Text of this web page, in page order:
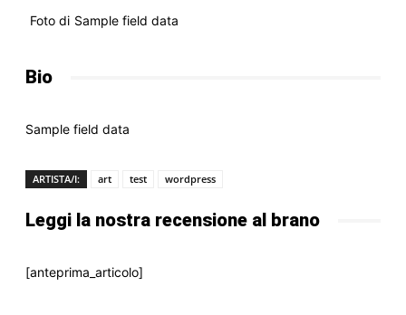
Foto di Sample field data
Bio
Sample field data
ARTISTA/I: art test wordpress
Leggi la nostra recensione al brano
[anteprima_articolo]